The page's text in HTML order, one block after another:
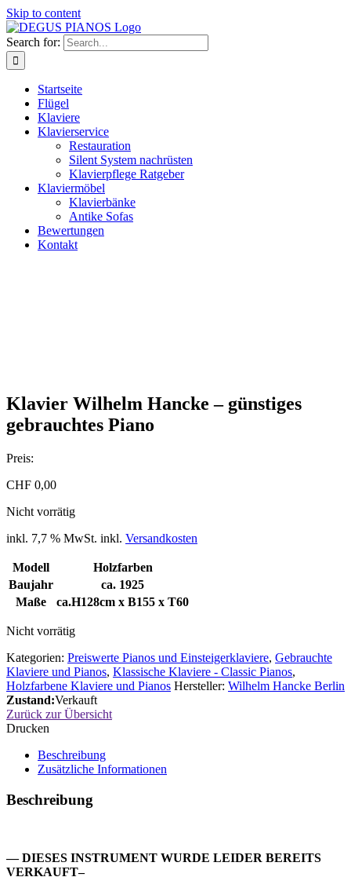
Skip to content
Search for:
Startseite
Flügel
Klaviere
Klavierservice
Restauration
Silent System nachrüsten
Klavierpflege Ratgeber
Klaviermöbel
Klavierbänke
Antike Sofas
Bewertungen
Kontakt
Klavier Wilhelm Hancke – günstiges
gebrauchtes Piano
Preis:
CHF 0,00
Nicht vorrätig
inkl. 7,7 % MwSt. inkl. Versandkosten
Modell
Holzfarben
Baujahr
ca. 1925
Maße
ca.H128cm x B155 x T60
Nicht vorrätig
Kategorien: Preiswerte Pianos und Einsteigerklaviere, Gebrauchte
Klaviere und Pianos, Klassische Klaviere - Classic Pianos,
Holzfarbene Klaviere und Pianos Hersteller: Wilhelm Hancke Berlin
Zustand:Verkauft
Zurück zur Übersicht
Drucken
Beschreibung
Zusätzliche Informationen
Beschreibung
— DIESES INSTRUMENT WURDE LEIDER BEREITS
VERKAUFT–